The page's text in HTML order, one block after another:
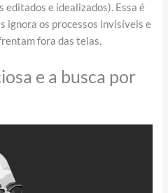
editados e idealizados). Essa é
ignora os processos invisíveis e
fora das telas.
e a busca por